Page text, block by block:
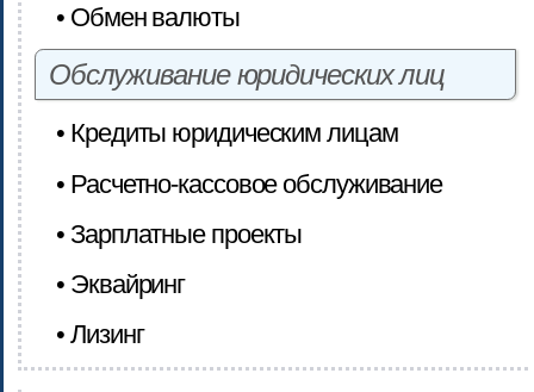
• Обмен валюты
Обслуживание юридических лиц
• Кредиты юридическим лицам
• Расчетно-кассовое обслуживание
• Зарплатные проекты
• Эквайринг
• Лизинг